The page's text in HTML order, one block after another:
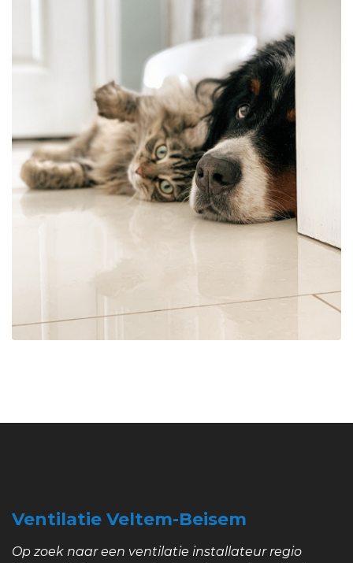
Ventilatie Veltem-Beisem
Op zoek naar een ventilatie installateur regio